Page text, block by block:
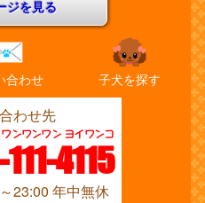
ジを見る
合わせ 子犬を探す
わせ先
4115
ンワンワン ヨイワンコ
23:00 年中無休